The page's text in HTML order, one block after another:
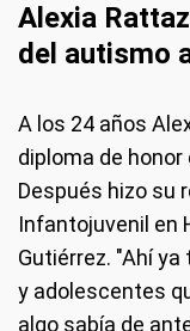
Alexia
del autismo
A los 24 años
diploma de honor
Después hizo su
Infantojuvenil en
Gutiérrez. "Ahí
y adolescentes
algo sabía de